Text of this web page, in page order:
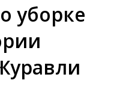
уборке